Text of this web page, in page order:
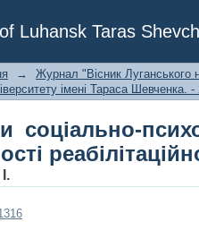
Luhansk Taras
соціально-
→
Журнал "Вісник Луганського
імені Тараса
соціально-